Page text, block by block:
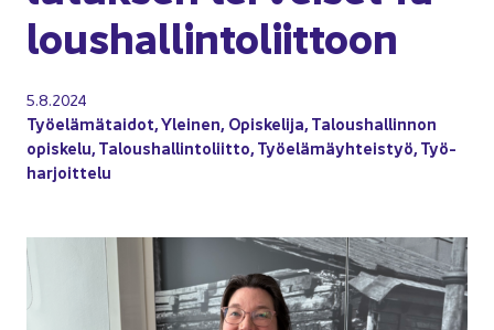
lous­hal­lin­to­liit­toon
5.8.2024
Työ­elä­mä­tai­dot,Ylei­nen, Opis­ke­li­ja,Ta­lous­hal­lin­non
opis­ke­lu,Ta­lous­hal­lin­to­liit­to,Työ­elä­mäyh­teis­työ,Työ­
har­joit­te­lu